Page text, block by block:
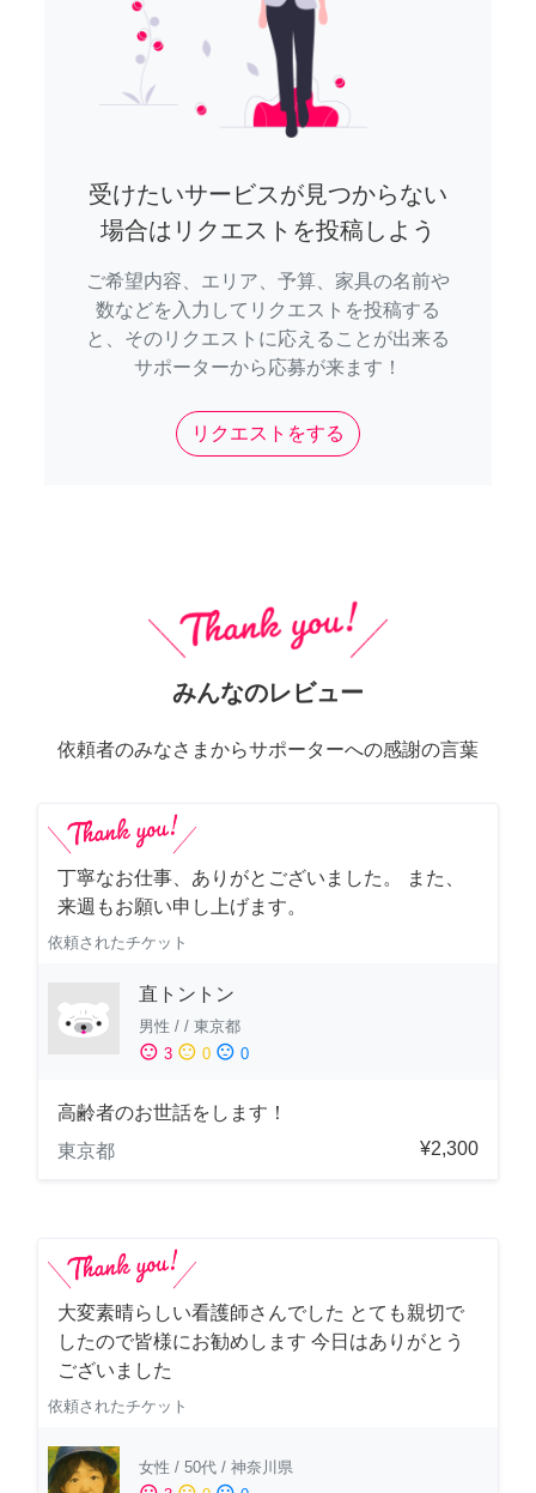
受けたいサービスが見つからない
場合はリクエストを投稿しよう
ご希望内容、エリア、予算、家具の名前や
数などを入力してリクエストを投稿する
と、そのリクエストに応えることが出来る
サポーターから応募が来ます！
リクエストをする
みんなのレビュー
依頼者のみなさまからサポーターへの感謝の言葉
丁寧なお仕事、ありがとございました。 また、
来週もお願い申し上げます。
依頼されたチケット
直トントン
男性 / / 東京都
sentiment_satisfied 3 sentiment_neutral 0 sentiment_dissatisfied 0
高齢者のお世話をします！
東京都
¥2,300
大変素晴らしい看護師さんでした とても親切で
したので皆様にお勧めします 今日はありがとう
ございました
依頼されたチケット
女性 / 50代 / 神奈川県